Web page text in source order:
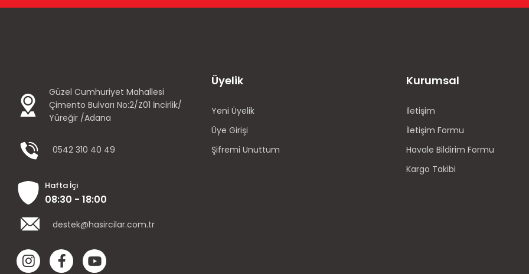
Güzel Cumhuriyet Mahallesi
Çimento Bulvarı No:2/Z01 İncirlik/
Yüreğir /Adana
0542 310 40 49
Hafta İçi
08:30 - 18:00
destek@hasircilar.com.tr
Üyelik
Yeni Üyelik
Üye Girişi
Şifremi Unuttum
Kurumsal
İletişim
İletişim Formu
Havale Bildirim Formu
Kargo Takibi